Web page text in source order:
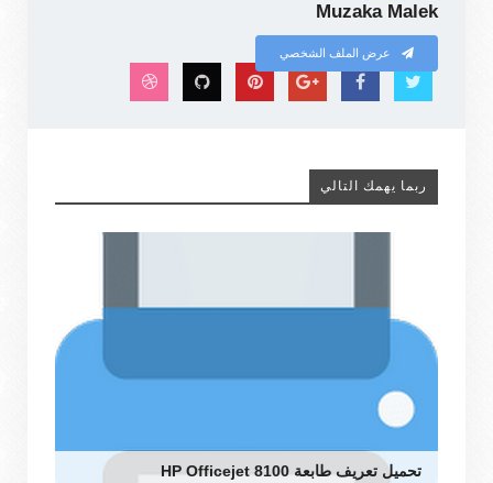
Muzaka Malek
عرض الملف الشخصي
ربما يهمك التالي
تحميل تعريف طابعة HP Officejet 8100